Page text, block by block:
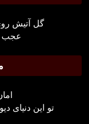
گل آتیش روی
عجب
تو این دنیای